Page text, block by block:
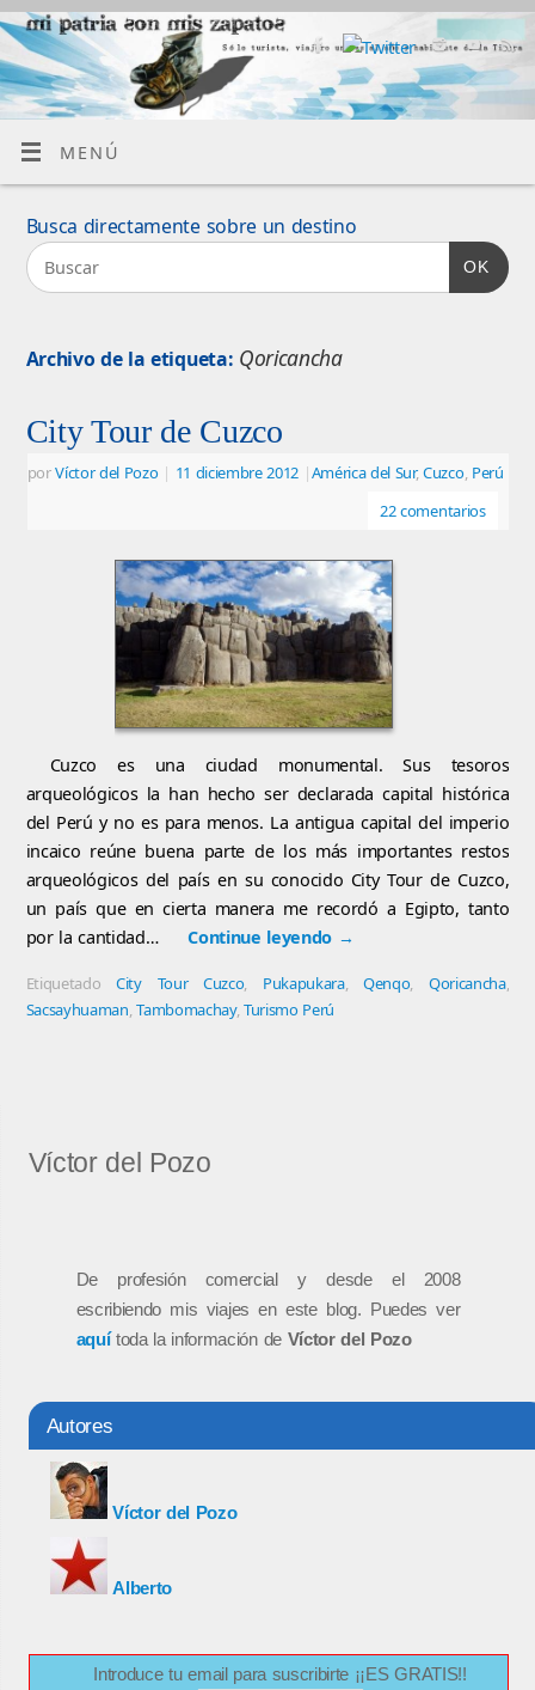
MENÚ
Busca directamente sobre un destino
OK
Archivo de la etiqueta: Qoricancha
City Tour de Cuzco
porVíctor del Pozo | 11 diciembre 2012 |América del Sur,Cuzco, Perú
22 comentarios
Cuzco es una ciudad monumental. Sus tesoros
arqueológicos la han hecho ser declarada capital histórica
del Perú y no es para menos. La antigua capital del imperio
incaico reúne buena parte de los más importantes restos
arqueológicos del país en su conocido City Tour de Cuzco,
un país que en cierta manera me recordó a Egipto, tanto
por la cantidad…
Continue leyendo →
EtiquetadoCity Tour Cuzco, Pukapukara,Qenqo, Qoricancha,
Sacsayhuaman,Tambomachay,Turismo Perú
Víctor del Pozo
De profesión comercial y desde el 2008
escribiendo mis viajes en este blog. Puedes ver
aquítoda la información de Víctor del Pozo
Autores
Víctor del Pozo
Alberto
Introduce tu email para suscribirte ¡¡ES GRATIS!!